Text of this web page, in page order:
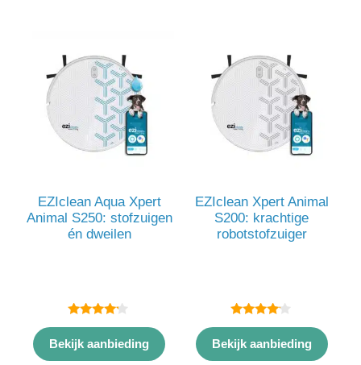
EZIclean Aqua Xpert
Animal S250: stofzuigen
én dweilen
4.00
van 5
Bekijk aanbieding
EZIclean Xpert Animal
S200: krachtige
robotstofzuiger
4.00
van 5
Bekijk aanbieding